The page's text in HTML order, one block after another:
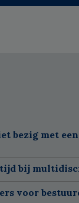
bezig met
bij
voor